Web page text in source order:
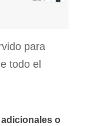
para
todo el
o